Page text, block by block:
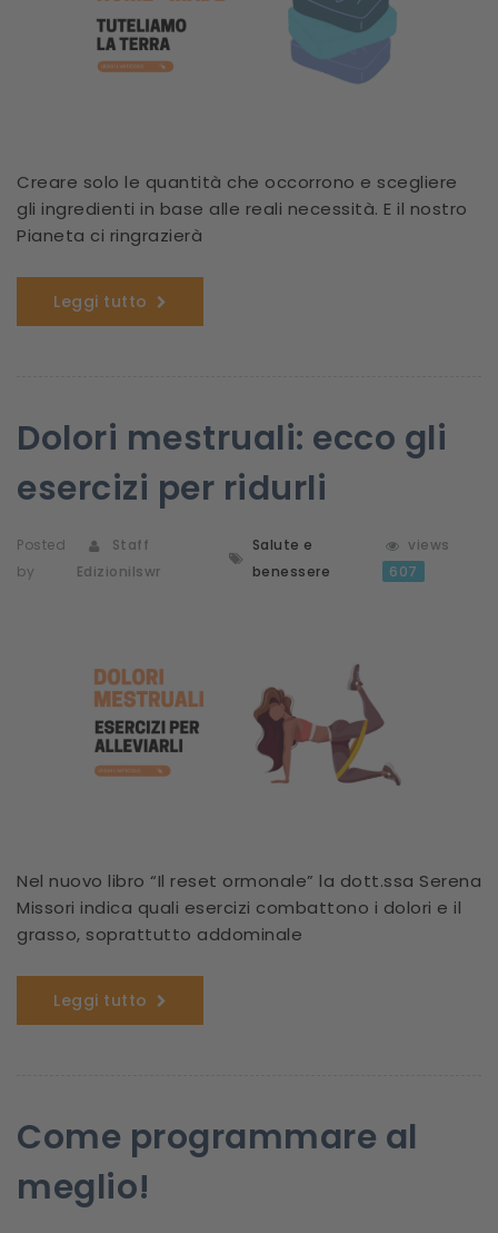
Creare solo le quantità che occorrono e scegliere
gli ingredienti in base alle reali necessità. E il nostro
Pianeta ci ringrazierà
Leggi tutto
Dolori mestruali: ecco gli
esercizi per ridurli
Posted
by
Staff
Edizionilswr
Salute e
benessere
views
607
Nel nuovo libro “Il reset ormonale” la dott.ssa Serena
Missori indica quali esercizi combattono i dolori e il
grasso, soprattutto addominale
Leggi tutto
Come programmare al
meglio!